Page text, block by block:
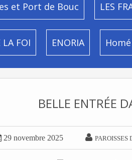
et Port de Bouc LES
LA FOI ENORIA
BELLE ENTRÉE
29 novembre 2025  PAROISSES